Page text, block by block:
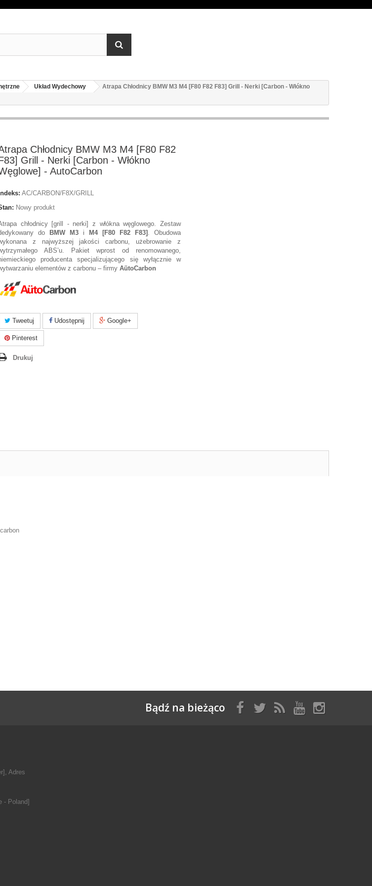
Układ Wydechowy
Atrapa Chłodnicy BMW M3 M4 [F80 F82 F83] Grill - Nerki [Carbon - Włókno
Chłodnicy BMW M3 M4 [F80 F82
Grill - Nerki [Carbon - Włókno
- AutoCarbon
Indeks: AC/CARBON/F8X/GRILL
Nowy produkt
chłodnicy [grill - nerki] z włókna węglowego. Zestaw
do
BMW M3 i M4 [F80 F82 F83] . Obudowa
z najwyższej jakości carbonu, użebrowanie z
ABS’u. Pakiet wprost od renomowanego,
producenta specjalizującego się wyłącznie w
elementów z carbonu – firmy AütoCarbon
Tweetuj Udostępnij Google+
Pinterest
Drukuj
Bądź na bieżąco
Adres
- Poland]